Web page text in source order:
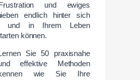
und ewiges
endlich hinter sich
und in Ihrem Leben
können.
Lernen Sie 50 praxisnahe
effektive Methoden
wie Sie Ihre